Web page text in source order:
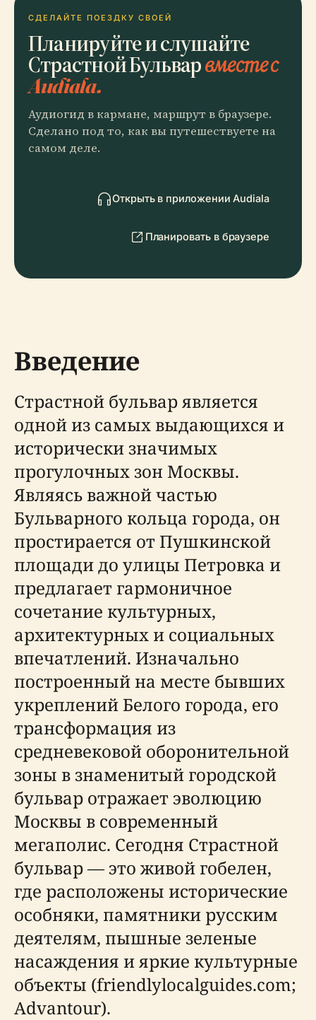
СДЕЛАЙТЕ ПОЕЗДКУ СВОЕЙ
Планируйте и слушайте
Страстной Бульварвместе с
Audiala.
Аудиогид в кармане, маршрут в браузере.
Сделано под то, как вы путешествуете на
самом деле.
Открыть в приложении Audiala
Планировать в браузере
Введение
Страстной бульвар является
одной из самых выдающихся и
исторически значимых
прогулочных зон Москвы.
Являясь важной частью
Бульварного кольца города, он
простирается от Пушкинской
площади до улицы Петровка и
предлагает гармоничное
сочетание культурных,
архитектурных и социальных
впечатлений. Изначально
построенный на месте бывших
укреплений Белого города, его
трансформация из
средневековой оборонительной
зоны в знаменитый городской
бульвар отражает эволюцию
Москвы в современный
мегаполис. Сегодня Страстной
бульвар — это живой гобелен,
где расположены исторические
особняки, памятники русским
деятелям, пышные зеленые
насаждения и яркие культурные
объекты (friendlylocalguides.com;
Advantour).